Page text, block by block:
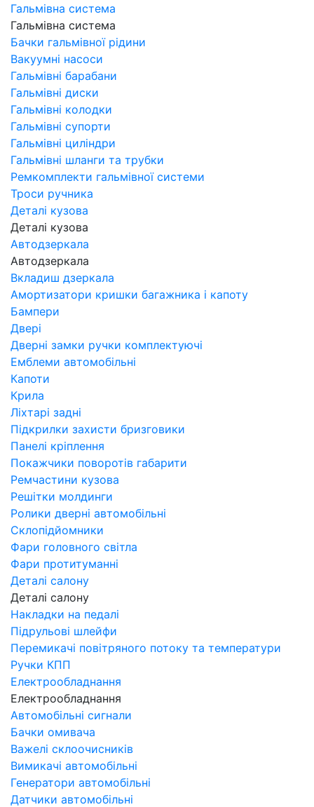
Гальмівна система
Гальмівна система
Бачки гальмівної рідини
Вакуумні насоси
Гальмівні барабани
Гальмівні диски
Гальмівні колодки
Гальмівні супорти
Гальмівні циліндри
Гальмівні шланги та трубки
Ремкомплекти гальмівної системи
Троси ручника
Деталі кузова
Деталі кузова
Автодзеркала
Автодзеркала
Вкладиш дзеркала
Амортизатори кришки багажника і капоту
Бампери
Двері
Дверні замки ручки комплектуючі
Емблеми автомобільні
Капоти
Крила
Ліхтарі задні
Підкрилки захисти бризговики
Панелі кріплення
Покажчики поворотів габарити
Ремчастини кузова
Решітки молдинги
Ролики дверні автомобільні
Склопідйомники
Фари головного світла
Фари протитуманні
Деталі салону
Деталі салону
Накладки на педалі
Підрульові шлейфи
Перемикачі повітряного потоку та температури
Ручки КПП
Електрообладнання
Електрообладнання
Автомобільні сигнали
Бачки омивача
Важелі склоочисників
Вимикачі автомобільні
Генератори автомобільні
Датчики автомобільні